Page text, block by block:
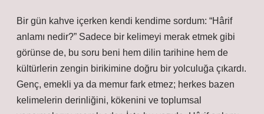
Bir gün kahve içerken kendi kendime sordum: “Hârif
anlamı nedir?” Sadece bir kelimeyi merak etmek gibi
görünse de, bu soru beni hem dilin tarihine hem de
kültürlerin zengin birikimine doğru bir yolculuğa çıkardı.
Genç, emekli ya da memur fark etmez; herkes bazen
kelimelerin derinliğini, kökenini ve toplumsal